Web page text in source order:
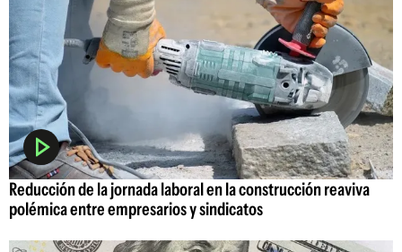
Reducción de la jornada laboral en la construcción reaviva
polémica entre empresarios y sindicatos